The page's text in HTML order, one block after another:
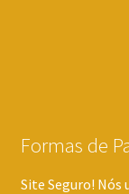
Formas de
Site Seguro!